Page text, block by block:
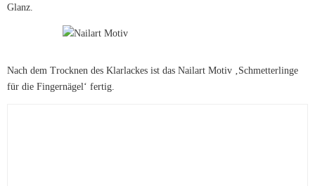
Glanz.
Nach dem Trocknen des Klarlackes ist das Nailart Motiv ‚Schmetterlinge
für die Fingernägel‘ fertig.